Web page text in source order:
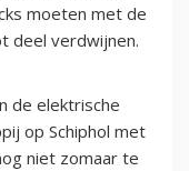
moeten met de
deel verdwijnen.
de elektrische
op Schiphol met
niet zomaar te